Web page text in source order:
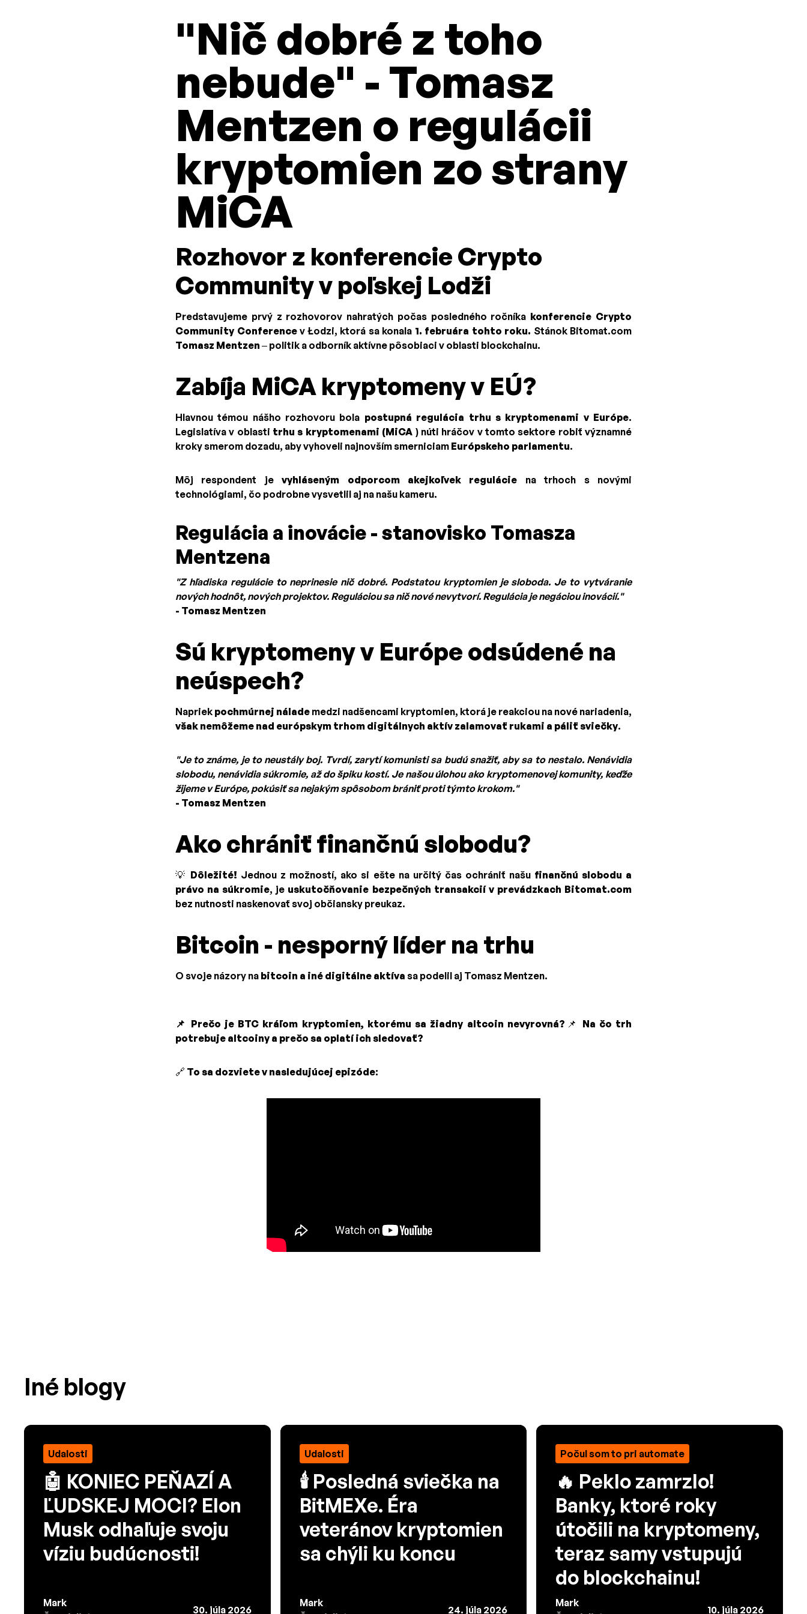
"Nič dobré z toho
nebude" - Tomasz
Mentzen o regulácii
kryptomien zo strany
MiCA
Rozhovor z konferencie Crypto
Community v poľskej Lodži
Predstavujeme prvý z rozhovorov nahratých počas posledného ročníka konferencie Crypto
Community Conferencev Łodzi, ktorá sa konala 1. februára tohto roku. Stánok Bitomat.com
Tomasz Mentzen – politik a odborník aktívne pôsobiaci v oblasti blockchainu.
Zabíja MiCA kryptomeny v EÚ?
Hlavnou témou nášho rozhovoru bola postupná regulácia trhu s kryptomenami v Európe.
Legislatíva v oblasti trhu s kryptomenami (MiCA ) núti hráčov v tomto sektore robiť významné
kroky smerom dozadu, aby vyhoveli najnovším smerniciam Európskeho parlamentu.
Môj respondent jevyhláseným odporcom akejkoľvek regulácie na trhoch s novými
technológiami, čo podrobne vysvetlil aj na našu kameru.
Regulácia a inovácie - stanovisko Tomasza
Mentzena
"Z hľadiska regulácie to neprinesie nič dobré. Podstatou kryptomien je sloboda. Je to vytváranie
nových hodnôt, nových projektov. Reguláciou sa nič nové nevytvorí. Regulácia je negáciou inovácií."
- Tomasz Mentzen
Sú kryptomeny v Európe odsúdené na
neúspech?
Napriek pochmúrnej nálade medzi nadšencami kryptomien, ktorá je reakciou na nové nariadenia,
však nemôžeme nad európskym trhom digitálnych aktív zalamovať rukami a páliť sviečky.
"Je to známe, je to neustály boj. Tvrdí, zarytí komunisti sa budú snažiť, aby sa to nestalo. Nenávidia
slobodu, nenávidia súkromie, až do špiku kostí. Je našou úlohou ako kryptomenovej komunity, keďže
žijeme v Európe, pokúsiť sa nejakým spôsobom brániť proti týmto krokom."
- Tomasz Mentzen
Ako chrániť finančnú slobodu?
💡 Dôležité! Jednou z možností, ako si ešte na určitý čas ochrániť našu finančnú slobodu a
právo na súkromie, je uskutočňovanie bezpečných transakcií v prevádzkach Bitomat.com
bez nutnosti naskenovať svoj občiansky preukaz.
Bitcoin - nesporný líder na trhu
O svoje názory na bitcoin a iné digitálne aktíva sa podelil aj Tomasz Mentzen.
📌 Prečo je BTC kráľom kryptomien, ktorému sa žiadny altcoin nevyrovná? 📌 Na čo trh
potrebuje altcoiny a prečo sa oplatí ich sledovať?
🔗 To sa dozviete v nasledujúcej epizóde:
Iné blogy
Udalosti
🤖 KONIEC PEŇAZÍ A
ĽUDSKEJ MOCI? Elon
Musk odhaľuje svoju
víziu budúcnosti!
Mark
30. júla 2026
Udalosti
🕯️ Posledná sviečka na
BitMEXe. Éra
veteránov kryptomien
sa chýli ku koncu
Mark
24. júla 2026
Počul som to pri automate
🔥 Peklo zamrzlo!
Banky, ktoré roky
útočili na kryptomeny,
teraz samy vstupujú
do blockchainu!
Mark
10. júla 2026